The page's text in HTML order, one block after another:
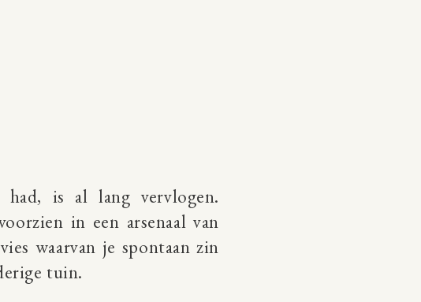
is al lang vervlogen.
in een arsenaal van
waarvan je spontaan zin
tuin.